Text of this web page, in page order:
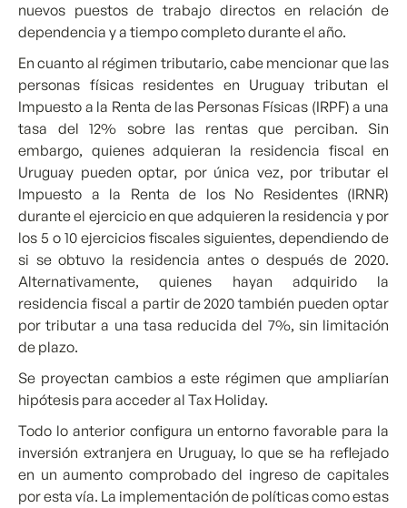
nuevos puestos de trabajo directos en relación de
dependencia y a tiempo completo durante el año.
En cuanto al régimen tributario, cabe mencionar que las
personas físicas residentes en Uruguay tributan el
Impuesto a la Renta de las Personas Físicas (IRPF) a una
tasa del 12% sobre las rentas que perciban. Sin
embargo, quienes adquieran la residencia fiscal en
Uruguay pueden optar, por única vez, por tributar el
Impuesto a la Renta de los No Residentes (IRNR)
durante el ejercicio en que adquieren la residencia y por
los 5 o 10 ejercicios fiscales siguientes, dependiendo de
si se obtuvo la residencia antes o después de 2020.
Alternativamente, quienes hayan adquirido la
residencia fiscal a partir de 2020 también pueden optar
por tributar a una tasa reducida del 7%, sin limitación
de plazo.
Se proyectan cambios a este régimen que ampliarían
hipótesis para acceder al Tax Holiday.
Todo lo anterior configura un entorno favorable para la
inversión extranjera en Uruguay, lo que se ha reflejado
en un aumento comprobado del ingreso de capitales
por esta vía. La implementación de políticas como estas